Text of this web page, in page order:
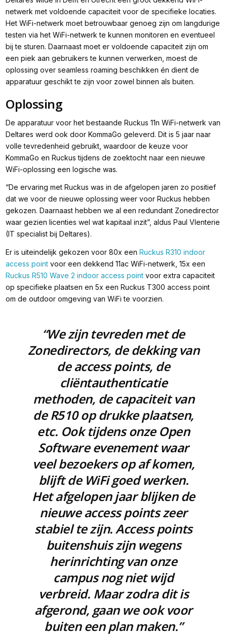
netwerk met voldoende capaciteit voor de specifieke locaties.
Het WiFi-netwerk moet betrouwbaar genoeg zijn om langdurige
testen via het WiFi-netwerk te kunnen monitoren en eventueel
bij te sturen. Daarnaast moet er voldoende capaciteit zijn om
een piek aan gebruikers te kunnen verwerken, moest de
oplossing over seamless roaming beschikken én dient de
apparatuur geschikt te zijn voor zowel binnen als buiten.
Oplossing
De apparatuur voor het bestaande Ruckus 11n WiFi-netwerk van
Deltares werd ook door KommaGo geleverd. Dit is 5 jaar naar
volle tevredenheid gebruikt, waardoor de keuze voor
KommaGo en Ruckus tijdens de zoektocht naar een nieuwe
WiFi-oplossing een logische was.
“De ervaring met Ruckus was in de afgelopen jaren zo positief
dat we voor de nieuwe oplossing weer voor Ruckus hebben
gekozen. Daarnaast hebben we al een redundant Zonedirector
waar gezien licenties wel wat kapitaal inzit”, aldus Paul Vlenterie
(IT specialist bij Deltares).
Er is uiteindelijk gekozen voor 80x een Ruckus R310 indoor
access pointvoor een dekkend 11ac WiFi-netwerk, 15x een
Ruckus R510 Wave 2 indoor access pointvoor extra capaciteit
op specifieke plaatsen en 5x een Ruckus T300 access point
om de outdoor omgeving van WiFi te voorzien.
“We zijn tevreden met de
Zonedirectors, de dekking van
de access points, de
cliëntauthenticatie
methoden, de capaciteit van
de R510 op drukke plaatsen,
etc. Ook tijdens onze Open
Software evenement waar
veel bezoekers op af komen,
blijft de WiFi goed werken.
Het afgelopen jaar blijken de
nieuwe access points zeer
stabiel te zijn. Access points
buitenshuis zijn wegens
herinrichting van onze
campus nog niet wijd
verbreid. Maar zodra dit is
afgerond, gaan we ook voor
buiten een plan maken.”